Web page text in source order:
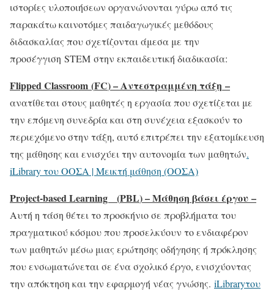
ιστορίες υλοποιήσεων οργανώνονται γύρω από τις
παρακάτω καινοτόμες παιδαγωγικές μεθόδους
διδασκαλίας που σχετίζονται άμεσα με την
προσέγγιση STEM στην εκπαιδευτική διαδικασία:
Flipped Classroom (FC) – Αντεστραμμένη τάξη –
ανατίθεται στους μαθητές η εργασία που σχετίζεται με
την επόμενη συνεδρία και στη συνέχεια εξασκούν το
περιεχόμενο στην τάξη, αυτό επιτρέπει την εξατομίκευση
της μάθησης και ενισχύει την αυτονομία των μαθητών.
iLibrary του ΟΟΣΑ | Μεικτή μάθηση (ΟΟΣΑ)
Project-based Learning (PBL) – Μάθηση βάσει έργου –
Αυτή η τάση θέτει το προσκήνιο σε προβλήματα του
πραγματικού κόσμου που προσελκύουν το ενδιαφέρον
των μαθητών μέσω μιας ερώτησης οδήγησης ή πρόκλησης
που ενσωματώνεται σε ένα σχολικό έργο, ενισχύοντας
την απόκτηση και την εφαρμογή νέας γνώσης. iLibraryτου